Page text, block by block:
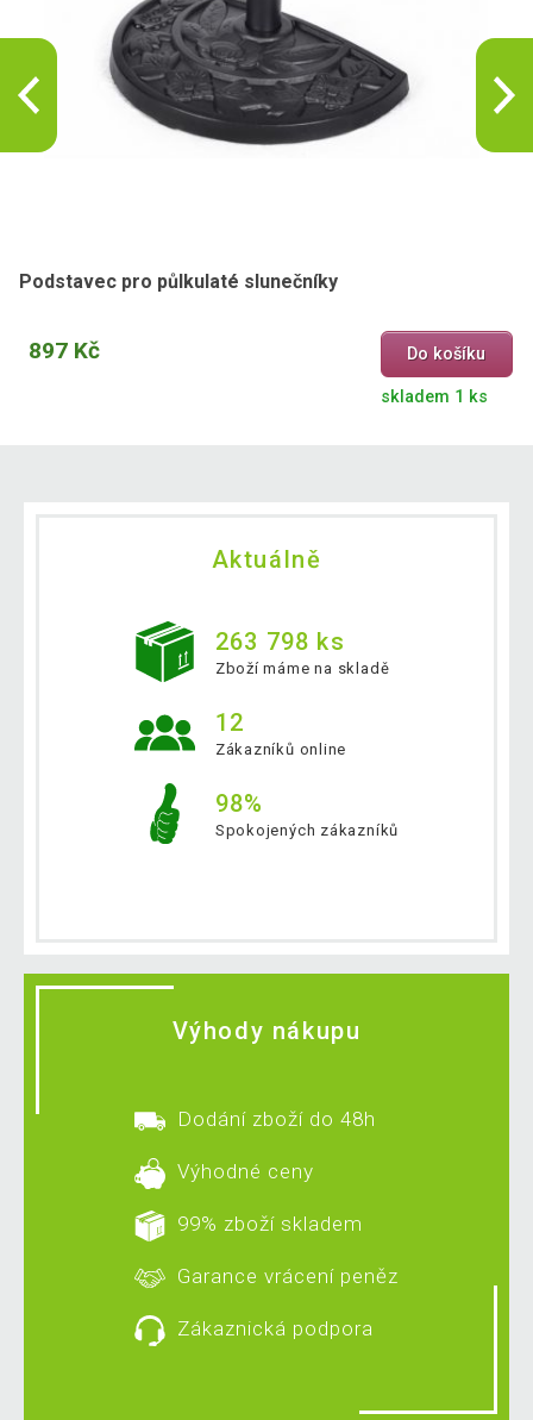
Podstavec pro půlkulaté slunečníky
897 Kč Do košíku
skladem 1 ks
Aktuálně
263 798 ks
Zboží máme na skladě
12
Zákazníků online
98%
Spokojených zákazníků
Výhody nákupu
Dodání zboží do 48h
Výhodné ceny
99% zboží skladem
Garance vrácení peněz
Zákaznická podpora